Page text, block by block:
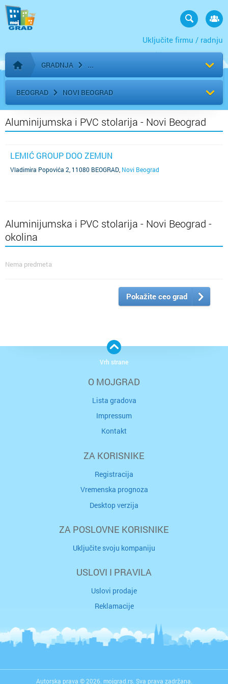
Uključite firmu / radnju
Početna stranica
GRADNJA
BEOGRAD NOVI BEOGRAD
Aluminijumska i PVC stolarija - Novi Beograd
LEMIĆ GROUP DOO ZEMUN
Vladimira Popovića 2, 11080 BEOGRAD Novi Beograd
Aluminijumska i PVC stolarija - Novi Beograd -
okolina
Nema predmeta
Pokažite ceo grad
O MOJGRAD
Lista gradova
Impressum
Kontakt
ZA KORISNIKE
Registracija
Vremenska prognoza
Desktop verzija
ZA POSLOVNE KORISNIKE
Uključite svoju kompaniju
USLOVI I PRAVILA
Uslovi prodaje
Reklamacije
Autorska prava © 2026. mojgrad.rs. Sva prava zadržana.
Vrh strane